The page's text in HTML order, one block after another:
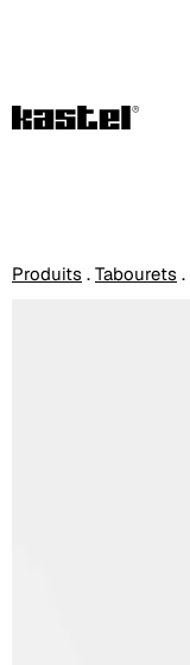
Produits . Tabourets .